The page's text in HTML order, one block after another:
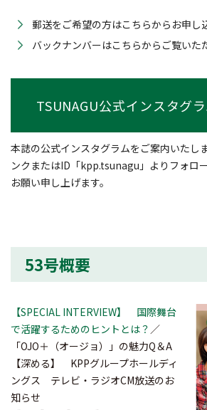
郵送をご希望の方はこちらからお申し
バックナンバーはこちらからご覧いた
TSUNAGU公式インスタグ
本誌の公式インスタグラムをご案内いたし
ンクまたはID「kpp.tsunagu」よりフォロ
お願い申し上げます。
53号概要
【SPECIAL INTERVIEW】 国際舞台
で活躍するためのヒントとは？ ／
「OJO＋（オージョ）」の魅力Q＆A
【深める】 KPPグループホールディ
ングス テレビ・ラジオCM放送のお
知らせ